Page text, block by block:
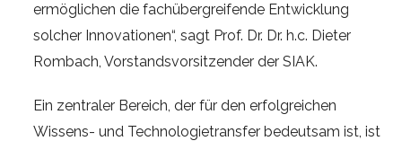
ermöglichen die fachübergreifende Entwicklung
solcher Innovationen“, sagt Prof. Dr. Dr. h.c. Dieter
Rombach, Vorstandsvorsitzender der SIAK.
Ein zentraler Bereich, der für den erfolgreichen
Wissens- und Technologietransfer bedeutsam ist, ist